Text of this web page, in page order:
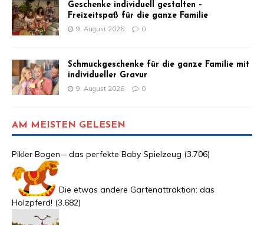
Geschenke individuell gestalten –
Freizeitspaß für die ganze Familie
9. August 2026 0
Schmuckgeschenke für die ganze Familie mit
individueller Gravur
9. August 2026 0
AM MEISTEN GELESEN
Pikler Bogen – das perfekte Baby Spielzeug (3.706)
Die etwas andere Gartenattraktion: das
Holzpferd! (3.682)